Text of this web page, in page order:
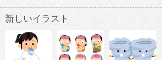
新しいイラスト